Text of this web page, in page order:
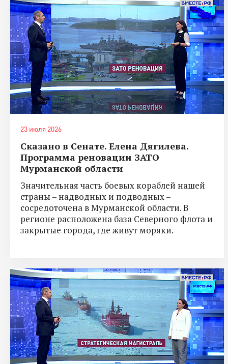
23 июля 2026
Сказано в Сенате. Елена Дягилева.
Программа реновации ЗАТО
Мурманской области
Значительная часть боевых кораблей нашей
страны – надводных и подводных –
сосредоточена в Мурманской области. В
регионе расположена база Северного флота и
закрытые города, где живут моряки.